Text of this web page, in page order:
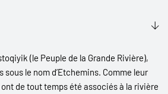
(le Peuple de la Grande Rivière),
le nom d’Etchemins. Comme leur
de tout temps été associés à la rivière